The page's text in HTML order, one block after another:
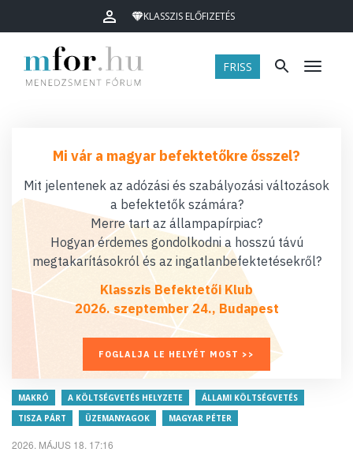
KLASSZIS ELŐFIZETÉS
FRISS Menü
Mi vár a magyar befektetőkre ősszel?
Mit jelentenek az adózási és szabályozási változások
a befektetők számára?
Merre tart az állampapírpiac?
Hogyan érdemes gondolkodni a hosszú távú
megtakarításokról és az ingatlanbefektetésekről?
Klasszis Befektetői Klub
2026. szeptember 24., Budapest
FOGLALJA LE HELYÉT MOST >>
MAKRÓ A KÖLTSÉGVETÉS HELYZETE
ÁLLAMI KÖLTSÉGVETÉS
TISZA PÁRT
ÜZEMANYAGOK MAGYAR PÉTER
2026. MÁJUS 18. 17:16